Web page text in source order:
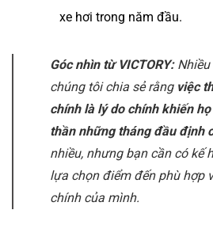
xe hơi trong năm đầu.
Góc nhìn từ VICTORY:
chúng tôi chia sẻ rằng việc
chính là lý do chính khiến
thần những tháng đầu định
nhiều, nhưng bạn cần có kế
lựa chọn điểm đến phù hợp
chính của mình.